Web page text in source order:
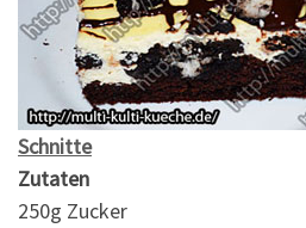
Schnitte
Zutaten
250g Zucker